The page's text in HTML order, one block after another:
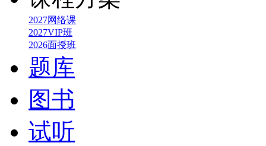
2027网络课
2027VIP班
2026面授班
题库
图书
试听